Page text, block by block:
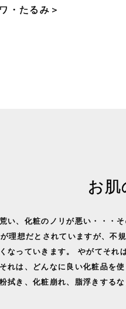
・たるみ＞
お肌
い、化粧のノリが悪い・・・
理想だとされていますが、不
なっていきます。 やがてそ
れは、どんなに良い化粧品を
拭き、化粧崩れ、脂浮きする